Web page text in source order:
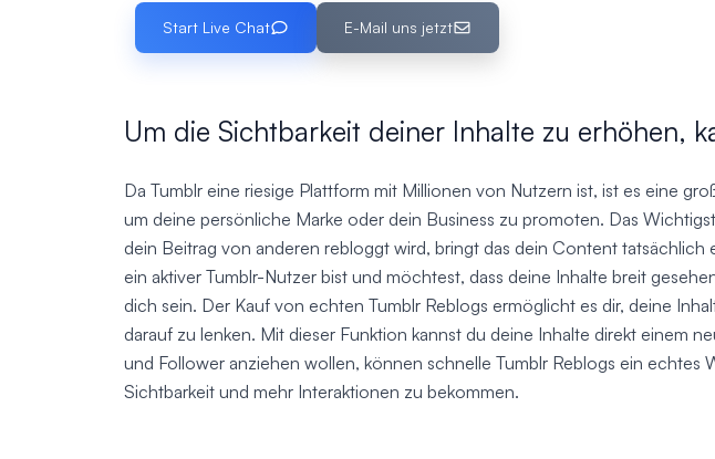
Start Live Chat E-Mail uns jetzt
Um die Sichtbarkeit deiner Inhalte zu erhöhen,
Da Tumblr eine riesige Plattform mit Millionen von Nutzern ist, ist es eine
um deine persönliche Marke oder dein Business zu promoten. Das
dein Beitrag von anderen rebloggt wird, bringt das dein Content
ein aktiver Tumblr-Nutzer bist und möchtest, dass deine Inhalte breit
dich sein. Der Kauf von echten Tumblr Reblogs ermöglicht es dir, deine
darauf zu lenken. Mit dieser Funktion kannst du deine Inhalte direkt einem
und Follower anziehen wollen, können schnelle Tumblr Reblogs ein echtes
Sichtbarkeit und mehr Interaktionen zu bekommen.